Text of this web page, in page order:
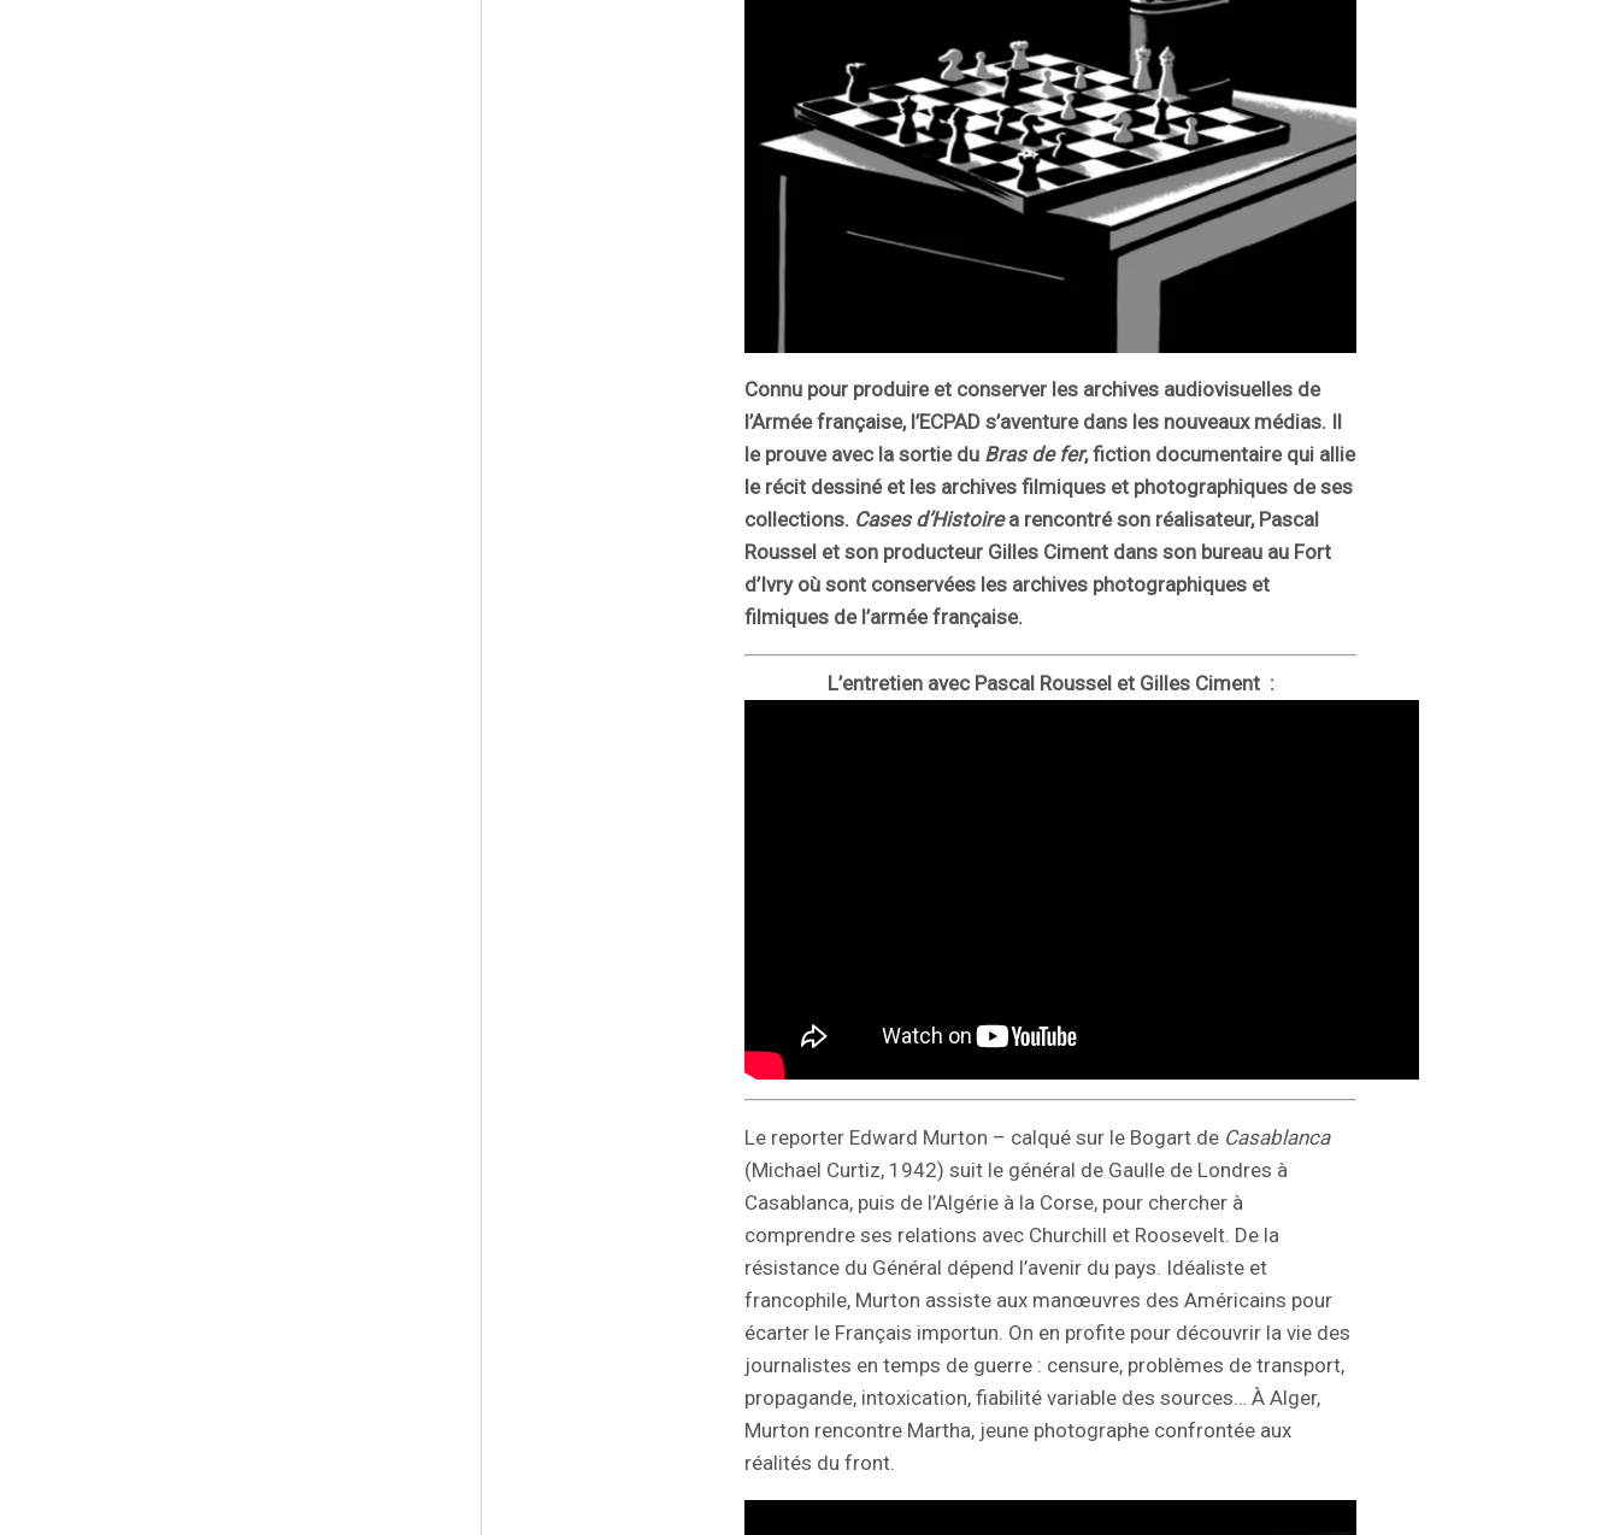
Connu pour produire et conserver les archives audiovisuelles de
l’Armée française, l’ECPAD s’aventure dans les nouveaux médias. Il
le prouve avec la sortie du Bras de fer, fiction documentaire qui allie
le récit dessiné et les archives filmiques et photographiques de ses
collections. Cases d’Histoirea rencontré son réalisateur, Pascal
Roussel et son producteur Gilles Ciment dans son bureau au Fort
d’Ivry où sont conservées les archives photographiques et
filmiques de l’armée française.
L’entretien avec Pascal Roussel et Gilles Ciment :
Le reporter Edward Murton – calqué sur le Bogart de Casablanca
(Michael Curtiz, 1942) suit le général de Gaulle de Londres à
Casablanca, puis de l’Algérie à la Corse, pour chercher à
comprendre ses relations avec Churchill et Roosevelt. De la
résistance du Général dépend l’avenir du pays. Idéaliste et
francophile, Murton assiste aux manœuvres des Américains pour
écarter le Français importun. On en profite pour découvrir la vie des
journalistes en temps de guerre : censure, problèmes de transport,
propagande, intoxication, fiabilité variable des sources… À Alger,
Murton rencontre Martha, jeune photographe confrontée aux
réalités du front.